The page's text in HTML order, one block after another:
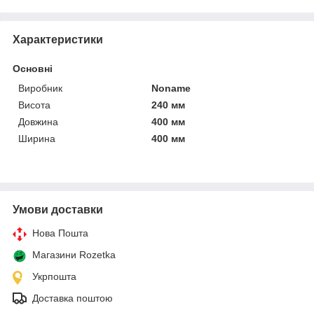
Характеристики
Основні
Виробник
Noname
Висота
240 мм
Довжина
400 мм
Ширина
400 мм
Умови доставки
Нова Пошта
Магазини Rozetka
Укрпошта
Доставка поштою